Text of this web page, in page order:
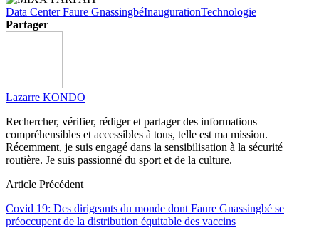
Data Center Faure GnassingbéInaugurationTechnologie
Partager
Lazarre KONDO
Rechercher, vérifier, rédiger et partager des informations
compréhensibles et accessibles à tous, telle est ma mission.
Récemment, je suis engagé dans la sensibilisation à la sécurité
routière. Je suis passionné du sport et de la culture.
Article Précédent
Covid 19: Des dirigeants du monde dont Faure Gnassingbé se
préoccupent de la distribution équitable des vaccins